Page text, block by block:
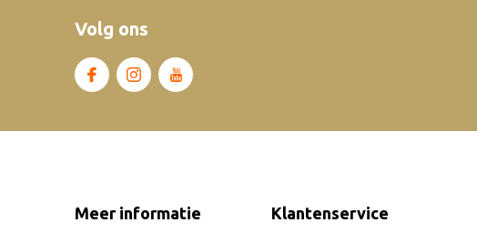
Volg ons
Meer informatie Klantenservice